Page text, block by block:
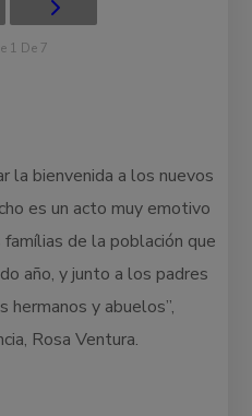
1 De 7
la bienvenida a los nuevos
es un acto muy emotivo
de la población que
año, y junto a los padres
y abuelos”,
Rosa Ventura.